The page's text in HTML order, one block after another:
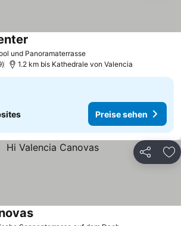
und PanoramaterrassePreise sehen
1.2 km bis Kathedrale von Valencia
Preise sehen
Teilen
Preise sehen